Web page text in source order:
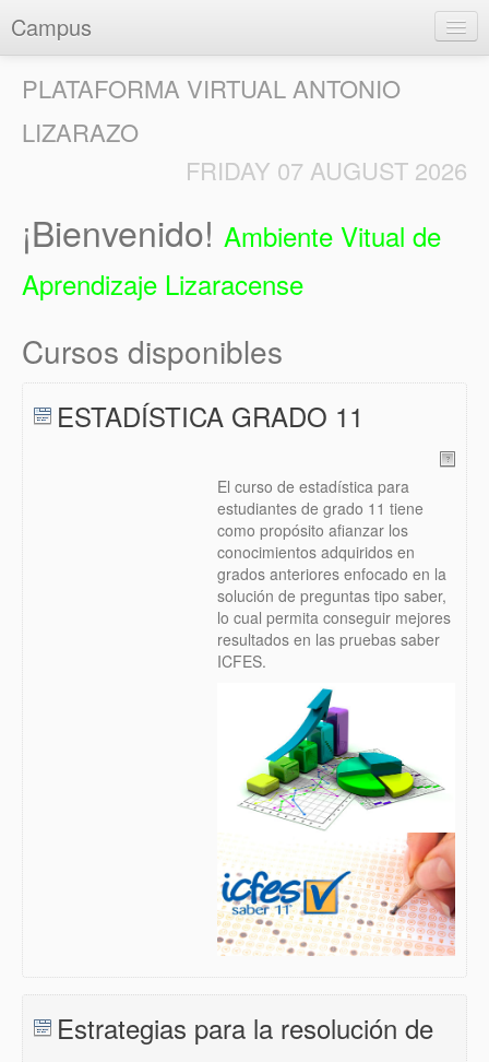
Campus
PLATAFORMA VIRTUAL ANTONIO
LIZARAZO
FRIDAY 07 AUGUST 2026
¡Bienvenido! Ambiente Vitual de
Aprendizaje Lizaracense
Cursos disponibles
ESTADÍSTICA GRADO 11
El curso de estadística para
estudiantes de grado 11 tiene
como propósito afianzar los
conocimientos adquiridos en
grados anteriores enfocado en la
solución de preguntas tipo saber,
lo cual permita conseguir mejores
resultados en las pruebas saber
ICFES.
Estrategias para la resolución de